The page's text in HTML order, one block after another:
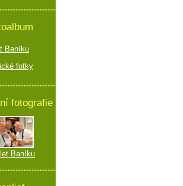
Baníku
fotky
fotografie
Baníku